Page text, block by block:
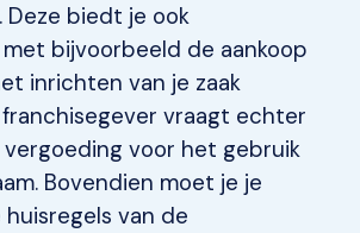
Deze biedt je ook
bijvoorbeeld de aankoop
inrichten van je zaak
vraagt echter
voor het gebruik
Bovendien moet je je
van de